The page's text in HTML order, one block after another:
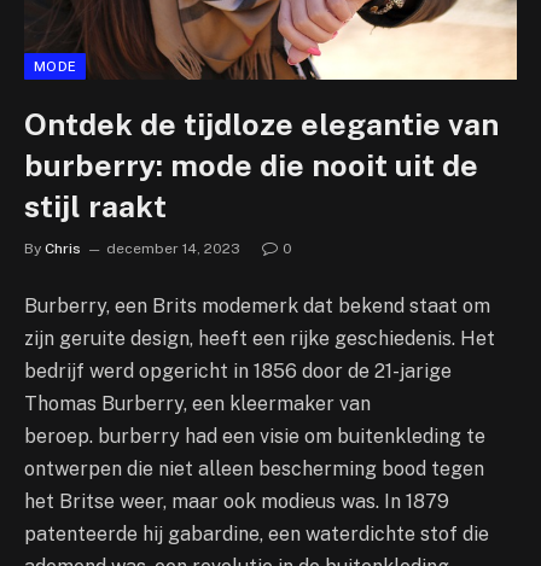
MODE
Ontdek de tijdloze elegantie van
burberry: mode die nooit uit de
stijl raakt
By Chris december 14, 2023 0
Burberry, een Brits modemerk dat bekend staat om
zijn geruite design, heeft een rijke geschiedenis. Het
bedrijf werd opgericht in 1856 door de 21-jarige
Thomas Burberry, een kleermaker van
beroep. burberry had een visie om buitenkleding te
ontwerpen die niet alleen bescherming bood tegen
het Britse weer, maar ook modieus was. In 1879
patenteerde hij gabardine, een waterdichte stof die